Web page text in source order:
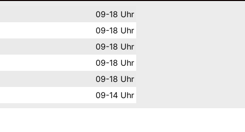
09-18 Uhr
09-18 Uhr
09-18 Uhr
09-18 Uhr
09-18 Uhr
09-14 Uhr